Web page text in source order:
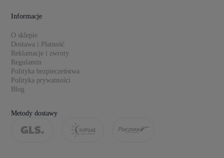
Informacje
O sklepie
Dostawa i Płatność
Reklamacje i zwroty
Regulamin
Polityka bezpieczeństwa
Polityka prywatności
Blog
Metody dostawy